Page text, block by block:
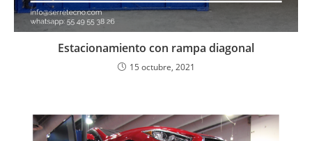
Estacionamiento con rampa diagonal
15 octubre, 2021